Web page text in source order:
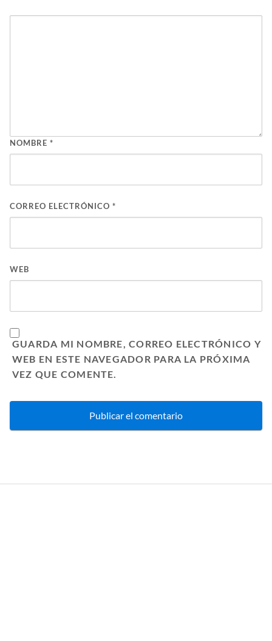
NOMBRE *
CORREO ELECTRÓNICO *
WEB
GUARDA MI NOMBRE, CORREO ELECTRÓNICO Y
WEB EN ESTE NAVEGADOR PARA LA PRÓXIMA
VEZ QUE COMENTE.